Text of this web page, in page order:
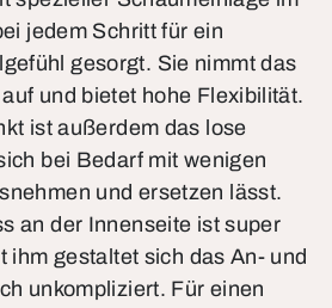
jedem Schritt für ein
gesorgt. Sie nimmt das
und bietet hohe Flexibilität.
ist außerdem das lose
bei Bedarf mit wenigen
und ersetzen lässt.
an der Innenseite ist super
ihm gestaltet sich das An- und
unkompliziert. Für einen